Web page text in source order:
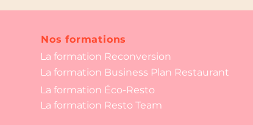
Nos formations
La formation Reconversion
La formation Resto Team
La formation Éco-Resto
La formation Business Plan Restaurant